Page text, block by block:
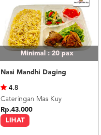
Minimal : 20pax
Nasi Mandhi Daging
LIHAT
4.8
Cateringan Mas Kuy
Rp.43.000